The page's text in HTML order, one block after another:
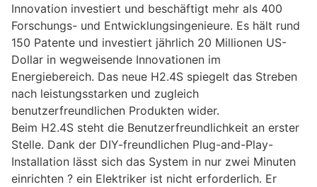
Innovation investiert und beschäftigt mehr als 400
Forschungs- und Entwicklungsingenieure. Es hält rund
150 Patente und investiert jährlich 20 Millionen US-
Dollar in wegweisende Innovationen im
Energiebereich. Das neue H2.4S spiegelt das Streben
nach leistungsstarken und zugleich
benutzerfreundlichen Produkten wider.
Beim H2.4S steht die Benutzerfreundlichkeit an erster
Stelle. Dank der DIY-freundlichen Plug-and-Play-
Installation lässt sich das System in nur zwei Minuten
einrichten ? ein Elektriker ist nicht erforderlich. Er